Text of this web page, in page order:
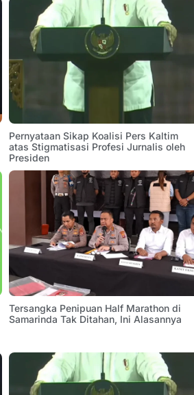
Pernyataan Sikap Koalisi Pers Kaltim
atas Stigmatisasi Profesi Jurnalis oleh
Presiden
Tersangka Penipuan Half Marathon di
Samarinda Tak Ditahan, Ini Alasannya